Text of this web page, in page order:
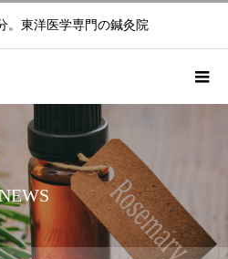
。東洋医学専門の鍼灸院